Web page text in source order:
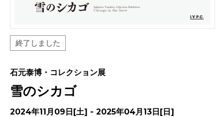
終了しました
石元泰博・コレクション展
雪のシカゴ
2024年11月09日[土] - 2025年04月13日[日]